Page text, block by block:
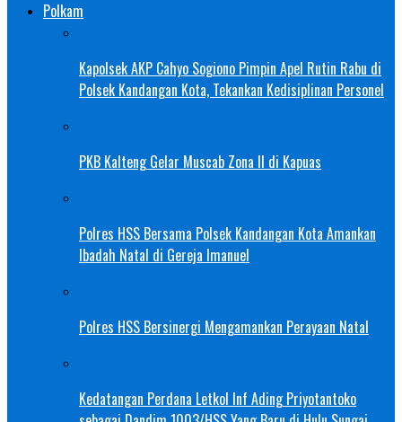
Polkam
Kapolsek AKP Cahyo Sogiono Pimpin Apel Rutin Rabu di
Polsek Kandangan Kota, Tekankan Kedisiplinan Personel
PKB Kalteng Gelar Muscab Zona II di Kapuas
Polres HSS Bersama Polsek Kandangan Kota Amankan
Ibadah Natal di Gereja Imanuel
Polres HSS Bersinergi Mengamankan Perayaan Natal
Kedatangan Perdana Letkol Inf Ading Priyotantoko